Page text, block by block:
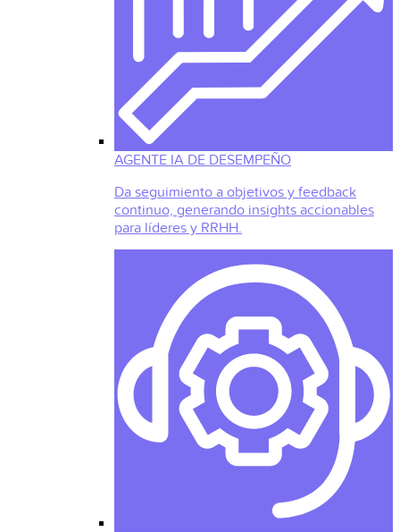
AGENTE IA DE DESEMPEÑO
Da seguimiento a objetivos y feedback
continuo, generando insights accionables
para líderes y RRHH.